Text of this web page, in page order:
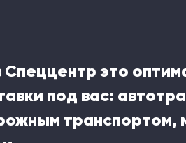
Спеццентр это
под вас:
транспортом,